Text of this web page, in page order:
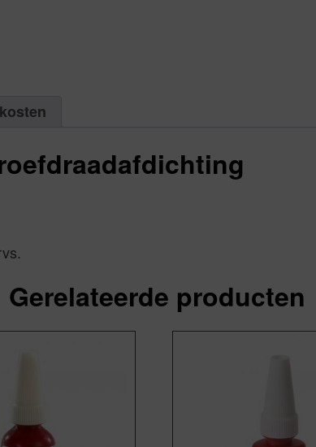
Gerelateerde producten